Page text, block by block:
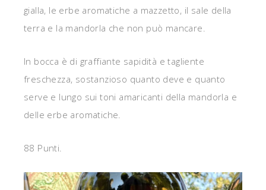
gialla, le erbe aromatiche a mazzetto, il sale della
terra e la mandorla che non può mancare.
In bocca è di graffiante sapidità e tagliente
freschezza, sostanzioso quanto deve e quanto
serve e lungo sui toni amaricanti della mandorla e
delle erbe aromatiche.
88 Punti.